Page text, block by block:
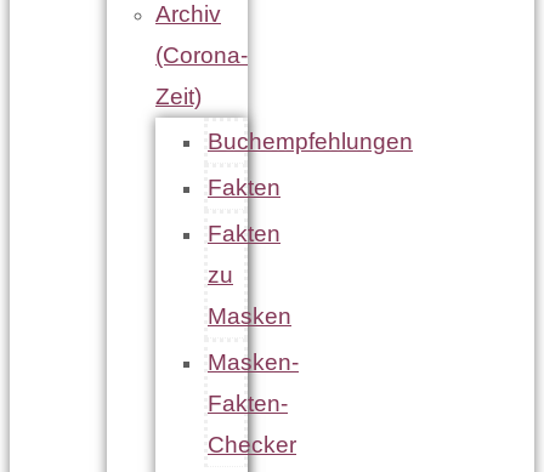
Archiv
(Corona-
Zeit)
Buchempfehlungen
Fakten
Fakten
zu
Masken
Masken-
Fakten-
Checker